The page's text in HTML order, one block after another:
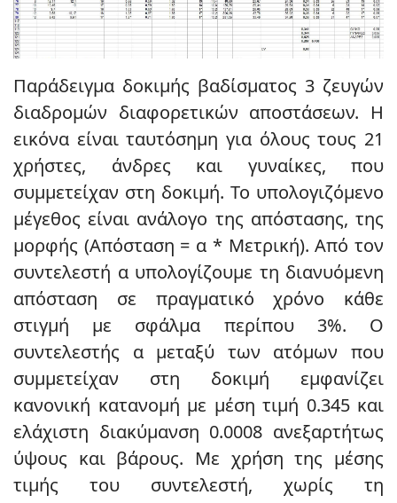
Παράδειγμα δοκιμής βαδίσματος 3 ζευγών
διαδρομών διαφορετικών αποστάσεων. Η
εικόνα είναι ταυτόσημη για όλους τους 21
χρήστες, άνδρες και γυναίκες, που
συμμετείχαν στη δοκιμή. Το υπολογιζόμενο
μέγεθος είναι ανάλογο της απόστασης, της
μορφής (Απόσταση = α * Μετρική). Από τον
συντελεστή α υπολογίζουμε τη διανυόμενη
απόσταση σε πραγματικό χρόνο κάθε
στιγμή με σφάλμα περίπου 3%. Ο
συντελεστής α μεταξύ των ατόμων που
συμμετείχαν στη δοκιμή εμφανίζει
κανονική κατανομή με μέση τιμή 0.345 και
ελάχιστη διακύμανση 0.0008 ανεξαρτήτως
ύψους και βάρους. Με χρήση της μέσης
τιμής του συντελεστή, χωρίς τη